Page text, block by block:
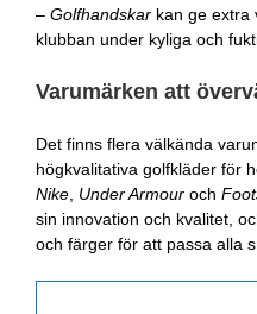
– Golfhandskar kan ge extra
klubban under kyliga och
Varumärken att
Det finns flera välkända
högkvalitativa golfkläder för
Nike Under Armour och
sin innovation och kvalitet,
och färger för att passa alla